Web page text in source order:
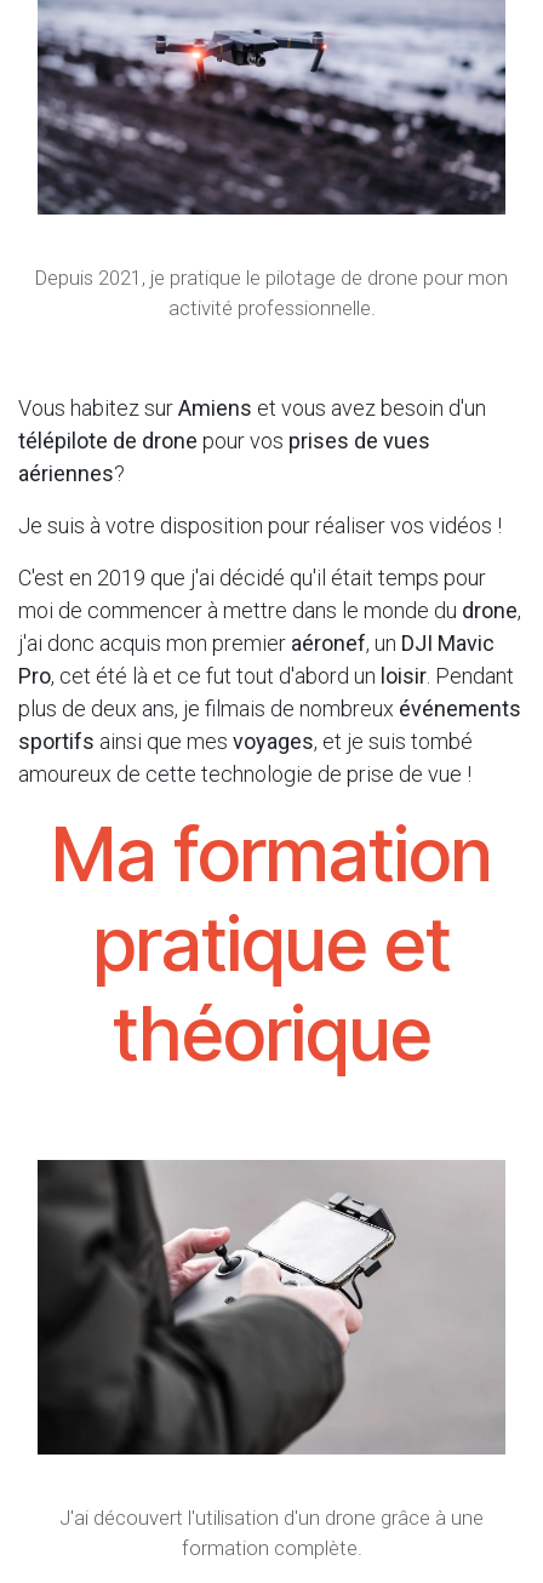
Depuis 2021, je pratique le pilotage de drone pour mon
activité professionnelle.
Vous habitez surAmiens et vous avez besoin d'un
télépilote de drone pour vos prises de vues
aériennes?
Je suis à votre disposition pour réaliser vos vidéos !
C'est en 2019 que j'ai décidé qu'il était temps pour
moi de commencer à mettre dans le monde du drone,
j'ai donc acquis mon premier aéronef, un DJI Mavic
Pro, cet été là et ce fut tout d'abord un loisir. Pendant
plus de deux ans, je filmais de nombreux événements
sportifs ainsi que mes voyages, et je suis tombé
amoureux de cette technologie de prise de vue !
Ma formation
pratique et
théorique
J'ai découvert l'utilisation d'un drone grâce à une
formation complète.